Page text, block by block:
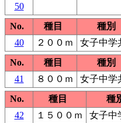
50
No.
種目 種別
40
２００ｍ 女子中学
No.
種目 種別
41
８００ｍ 女子中学
No.
種目 種
42
１５００ｍ 女子中